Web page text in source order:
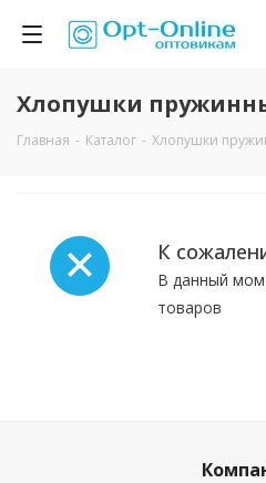
Хлопушки
Главная - Каталог - Хлопушки
К
В данный
товаров